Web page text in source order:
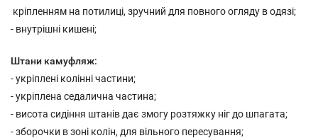
кріпленням на потилиці, зручний для повного огляду в одязі;
- внутрішні кишені;
Штани камуфляж:
- укріплені колінні частини;
- укріплена седалична частина;
- висота сидіння штанів дає змогу розтяжку ніг до шпагата;
- зборочки в зоні колін, для вільного пересування;